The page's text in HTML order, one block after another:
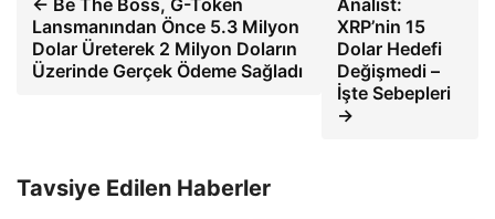
← Be The Boss, G-Token
Lansmanından Önce 5.3 Milyon
Dolar Üreterek 2 Milyon Doların
Üzerinde Gerçek Ödeme Sağladı
Analist:
XRP’nin 15
Dolar Hedefi
Değişmedi –
İşte Sebepleri
→
Tavsiye Edilen Haberler